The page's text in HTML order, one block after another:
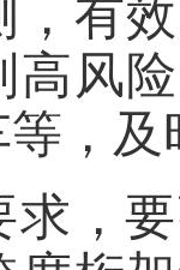
，有
高风
，
求，